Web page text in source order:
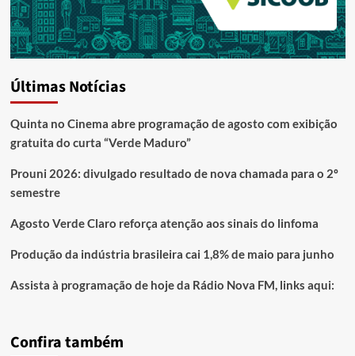
Últimas Notícias
Quinta no Cinema abre programação de agosto com exibição
gratuita do curta “Verde Maduro”
Prouni 2026: divulgado resultado de nova chamada para o 2º
semestre
Agosto Verde Claro reforça atenção aos sinais do linfoma
Produção da indústria brasileira cai 1,8% de maio para junho
Assista à programação de hoje da Rádio Nova FM, links aqui:
Confira também